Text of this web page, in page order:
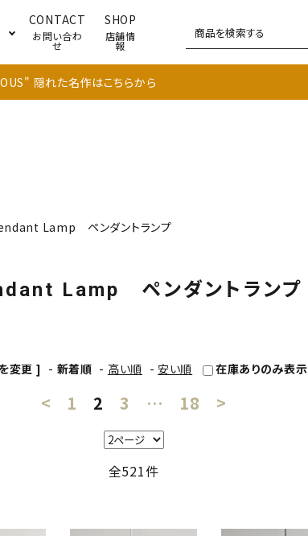
CONTACT
お問い合わ
せ
SHOP
店舗情
報
隠れた名作はこちらから
Lamp ペンダントランプ
Lamp ペンダントランプ
変更 ] - 新着順 - 高い順 -安い順 在庫ありのみ表示
< 1 2 3 … 18 >
全521件